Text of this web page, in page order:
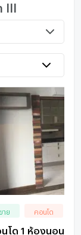
III
ขาย คอนโด
โด 1 ห้องนอน ชั้น